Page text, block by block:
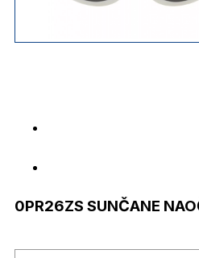
0PR26ZS SUNČANE